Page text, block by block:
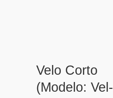
Velo Corto
(Modelo: Vel-